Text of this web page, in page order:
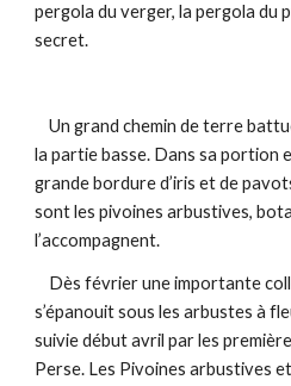
pergola du verger, la pergola du
secret.
    Un grand chemin de terre battue sépare la partie haute de
la partie basse. Dans sa portion
grande bordure d’iris et de
sont les pivoines arbustives,
l’accompagnent.
s’épanouit sous les arbustes à
suivie début avril par les
Perse. Les Pivoines arbustives